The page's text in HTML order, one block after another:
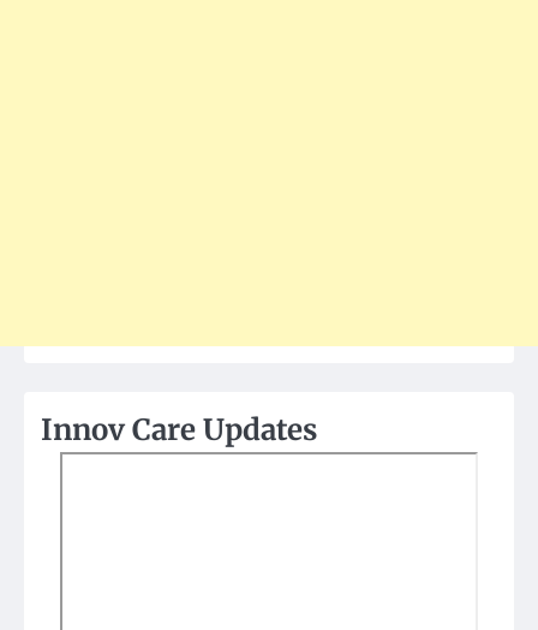
Innov Care Updates